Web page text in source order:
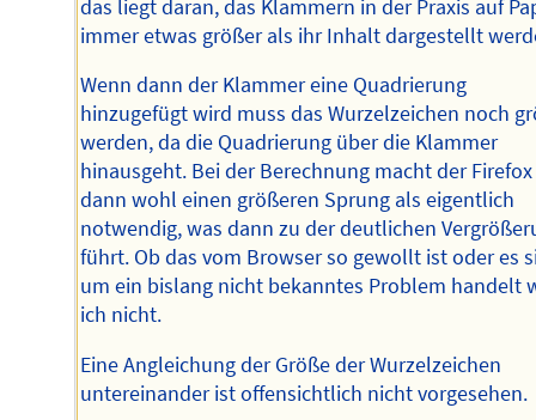
das liegt daran, das Klammern in der Praxis auf
immer etwas größer als ihr Inhalt dargestellt
Wenn dann der Klammer eine Quadrierung
hinzugefügt wird muss das Wurzelzeichen noch
werden, da die Quadrierung über die Klammer
hinausgeht. Bei der Berechnung macht der Firefox
dann wohl einen größeren Sprung als eigentlich
notwendig, was dann zu der deutlichen
führt. Ob das vom Browser so gewollt ist oder es
um ein bislang nicht bekanntes Problem handelt
ich nicht.
Eine Angleichung der Größe der Wurzelzeichen
untereinander ist offensichtlich nicht vorgesehen.